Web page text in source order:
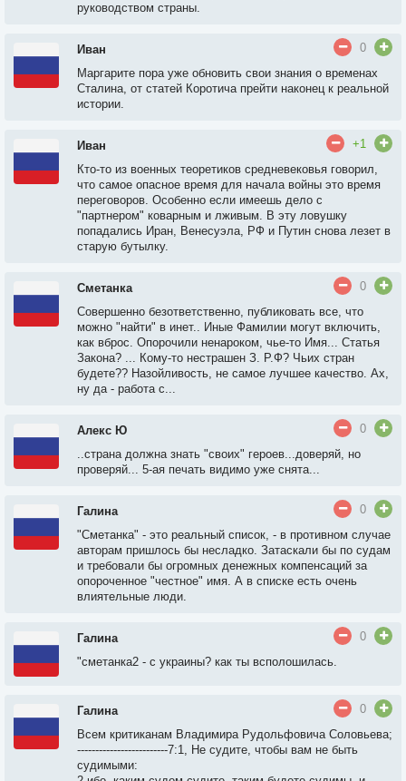
руководством страны.
Иван
0
Маргарите пора уже обновить свои знания о временах
Сталина, от статей Коротича прейти наконец к реальной
истории.
Иван
+1
Кто-то из военных теоретиков средневековья говорил,
что самое опасное время для начала войны это время
переговоров. Особенно если имеешь дело с
"партнером" коварным и лживым. В эту ловушку
попадались Иран, Венесуэла, РФ и Путин снова лезет в
старую бутылку.
Сметанка
0
Совершенно безответственно, публиковать все, что
можно "найти" в инет.. Иные Фамилии могут включить,
как вброс. Опорочили ненароком, чье-то Имя... Статья
Закона? ... Кому-то нестрашен З. Р.Ф? Чьих стран
будете?? Назойливость, не самое лучшее качество. Ах,
ну да - работа с...
Алекс Ю
0
..страна должна знать "своих" героев...доверяй, но
проверяй... 5-ая печать видимо уже снята...
Галина
0
"Сметанка" - это реальный список, - в противном случае
авторам пришлось бы несладко. Затаскали бы по судам
и требовали бы огромных денежных компенсаций за
опороченное "честное" имя. А в списке есть очень
влиятельные люди.
Галина
0
"сметанка2 - с украины? как ты всполошилась.
Галина
0
Всем критиканам Владимира Рудольфовича Соловьева;
-------------------------7:1, Hе судите, чтобы вам не быть
судимыми: